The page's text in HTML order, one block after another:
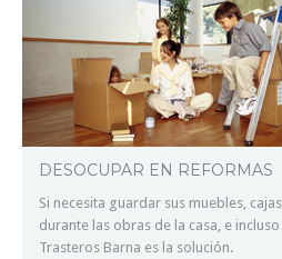
DESOCUPAR EN REFORMAS
Si necesita guardar sus muebles,
durante las obras de la casa, e
Trasteros Barna es la solución.